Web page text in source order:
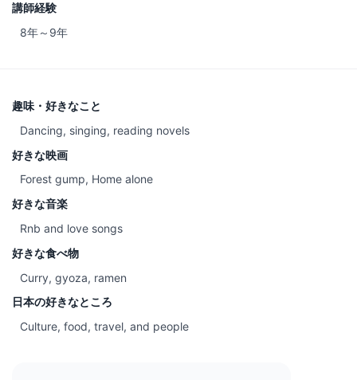
講師経験
8年～9年
趣味・好きなこと
Dancing, singing, reading novels
好きな映画
Forest gump, Home alone
好きな音楽
Rnb and love songs
好きな食べ物
Curry, gyoza, ramen
日本の好きなところ
Culture, food, travel, and people